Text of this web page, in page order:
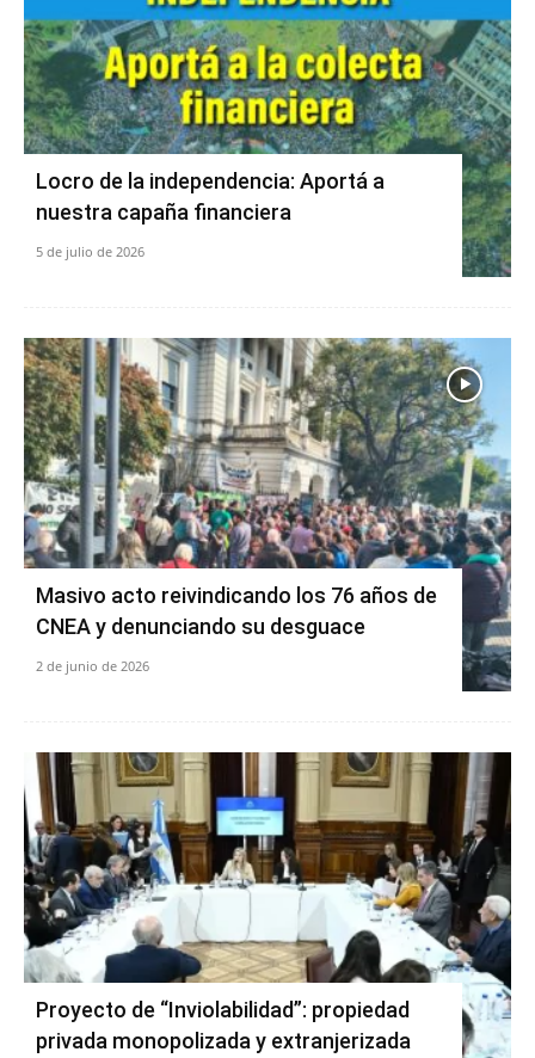
Locro de la independencia: Aportá a
nuestra capaña financiera
5 de julio de 2026
Masivo acto reivindicando los 76 años de
CNEA y denunciando su desguace
2 de junio de 2026
Proyecto de “Inviolabilidad”: propiedad
privada monopolizada y extranjerizada